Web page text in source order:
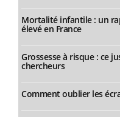
Mortalité infantile : un
élevé en France
Grossesse à risque : ce
chercheurs
Comment oublier les